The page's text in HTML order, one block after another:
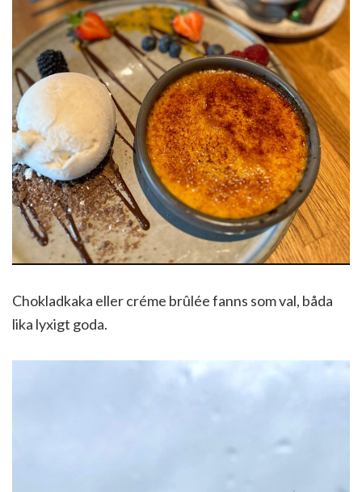
Chokladkaka eller créme brûlée fanns som val, båda
lika lyxigt goda.